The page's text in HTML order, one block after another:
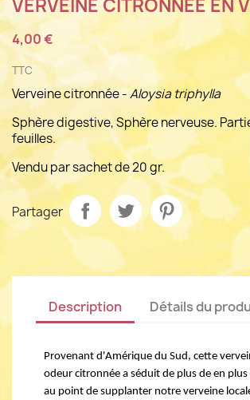
VERVEINE CITRONNÉE EN
4,00 €
TTC
Verveine citronnée -Aloysia triphylla
Sphère digestive, Sphère nerveuse.
feuilles.
Vendu par sachet de 20 gr.
Partager
Description Détails du
Provenant d'Amérique du Sud, cette
odeur citronnée a séduit de plus de en
au point de supplanter notre verveine